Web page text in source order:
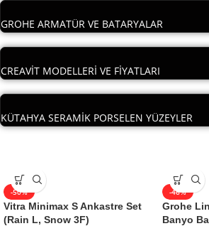
GROHE ARMATÜR VE BATARYALAR
CREAVİT MODELLERİ VE FİYATLARI
KÜTAHYA SERAMİK PORSELEN YÜZEYLER
-50%
Vitra Minimax S Ankastre Set
(Rain L, Snow 3F)
-46%
Grohe
Banyo